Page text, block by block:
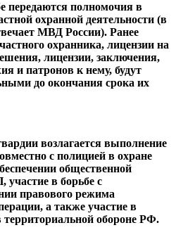
передаются полномочия в
охранной деятельности (в
МВД России). Ранее
охранника, лицензии на
лицензии, заключения,
и патронов к нему, будут
до окончания срока их
возлагается выполнение
с полицией в охране
общественной
участие в борьбе с
правового режима
а также участие в
территориальной обороне РФ.